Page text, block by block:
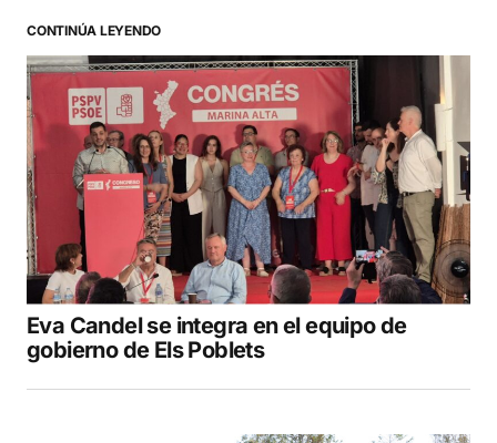
CONTINÚA LEYENDO
Eva Candel se integra en el equipo de
gobierno de Els Poblets